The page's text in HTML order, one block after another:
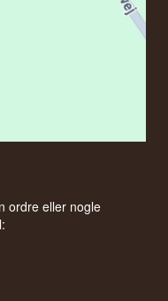
ordre eller nogle